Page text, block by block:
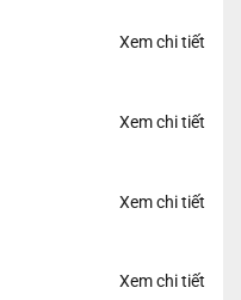
Xem chi tiết
Xem chi tiết
Xem chi tiết
Xem chi tiết